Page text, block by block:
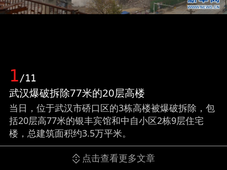
1/11
武汉爆破拆除77米的20层高楼
当日，位于武汉市硚口区的3栋高楼被爆破拆除，包
括20层高77米的银丰宾馆和中自小区2栋9层住宅
楼，总建筑面积约3.5万平米。
点击查看更多文章